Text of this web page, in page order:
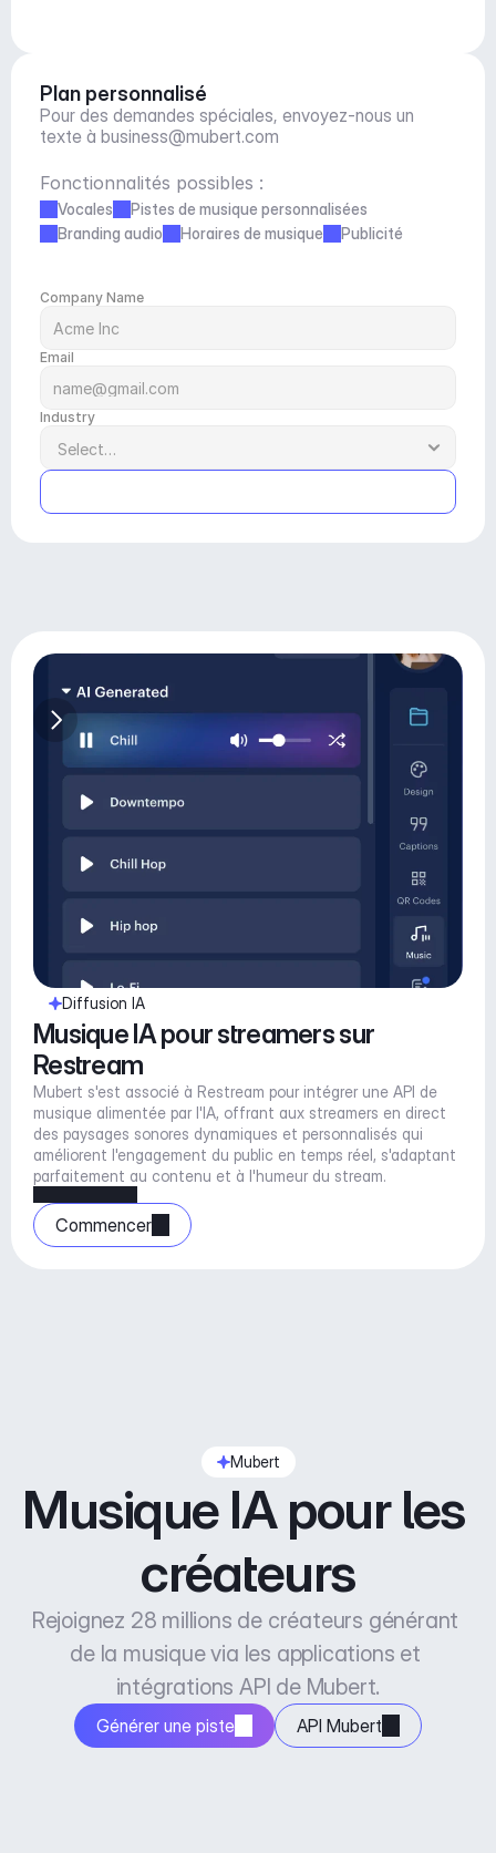
Plan personnalisé
Pour des demandes spéciales, envoyez-nous un
texte à business@mubert.com
Fonctionnalités possibles :
Vocales
Pistes de musique personnalisées
Branding audio
Horaires de musique Publicité
Company Name
Email
Industry
Diffusion IA
Musique IA pour streamers sur
Restream
Mubert s'est associé à Restream pour intégrer une API de
musique alimentée par l'IA, offrant aux streamers en direct
des paysages sonores dynamiques et personnalisés qui
améliorent l'engagement du public en temps réel, s'adaptant
parfaitement au contenu et à l'humeur du stream.
Commencer
Mubert
Musique IA pour les
créateurs
Rejoignez 28 millions de créateurs générant
de la musique via les applications et
intégrations API de Mubert.
Générer une piste API Mubert